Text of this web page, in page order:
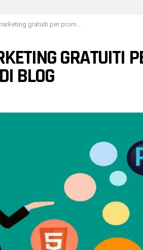
gratuiti per promuovere siti di blog
GRATUITI
BLOG